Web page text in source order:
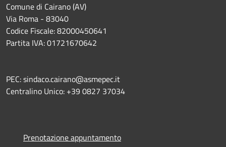
Comune di Cairano (AV)
Via Roma - 83040
Codice Fiscale: 82000450641
Partita IVA: 01721670642
PEC: sindaco.cairano@asmepec.it
Centralino Unico: +39 0827 37034
Prenotazione appuntamento